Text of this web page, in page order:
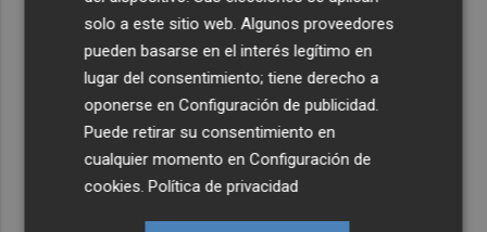
solo a este sitio web. Algunos proveedores
pueden basarse en el interés legítimo en
lugar del consentimiento; tiene derecho a
oponerse enConfiguración de publicidad
Puede retirar su consentimiento en
cualquier momento enConfiguración de
cookies .Política de privacidad